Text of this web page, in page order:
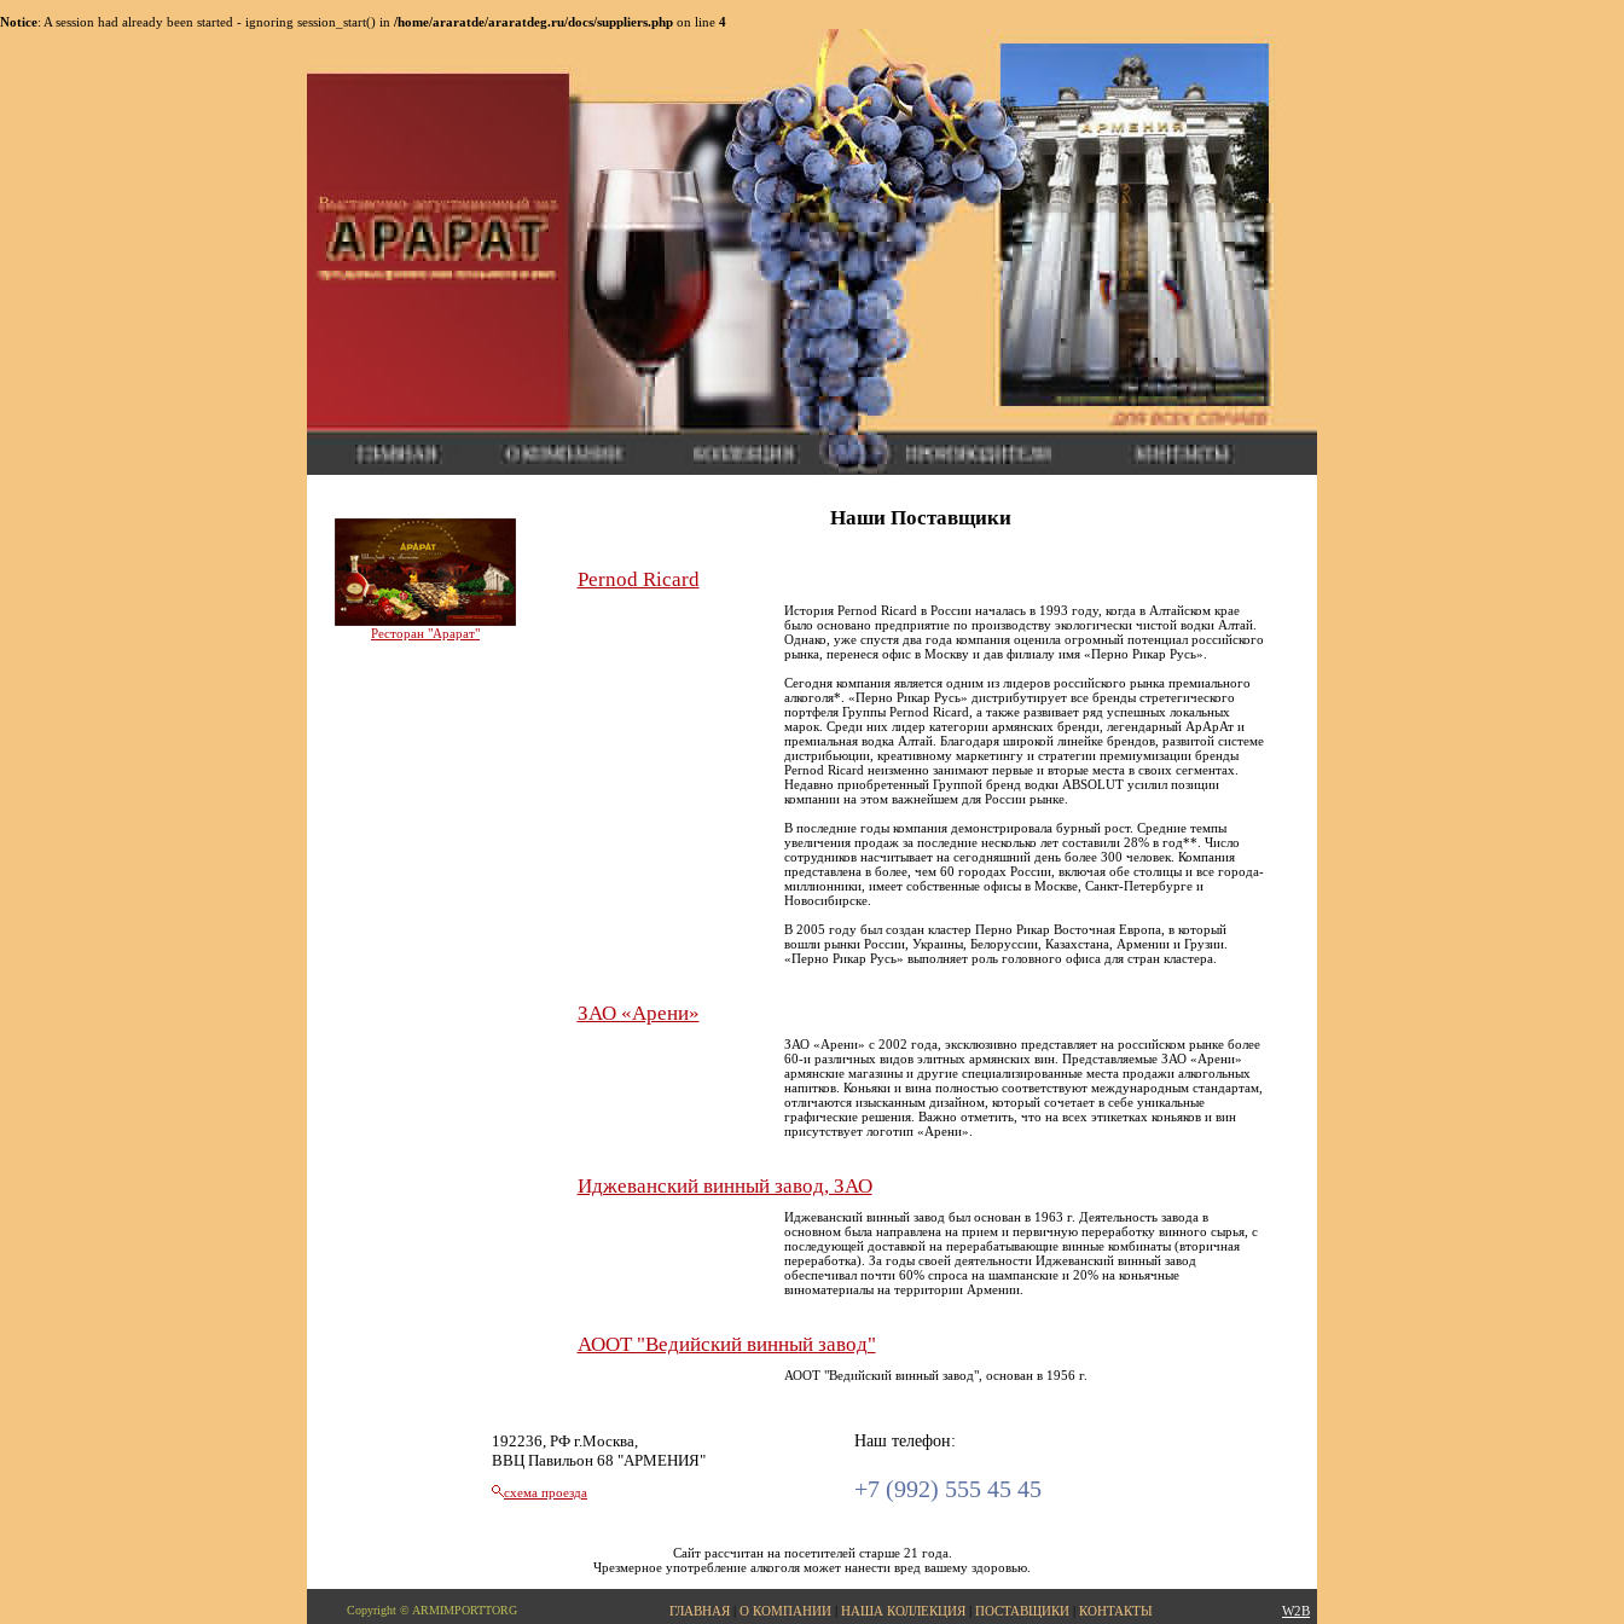
Notice: A session had already been started - ignoring session_start() in /home/araratde/araratdeg.ru/docs/suppliers.php on line 4
Ресторан "Арарат"
Наши Поставщики
Pernod Ricard
История Pernod Ricard в России началась в 1993 году, когда в Алтайском крае
было основано предприятие по производству экологически чистой водки Алтай.
Однако, уже спустя два года компания оценила огромный потенциал российского
рынка, перенеся офис в Москву и дав филиалу имя «Перно Рикар Русь».
Сегодня компания является одним из лидеров российского рынка премиального
алкоголя*. «Перно Рикар Русь» дистрибутирует все бренды стретегического
портфеля Группы Pernod Ricard, а также развивает ряд успешных локальных
марок. Среди них лидер категории армянских бренди, легендарный АрАрАт и
премиальная водка Алтай. Благодаря широкой линейке брендов, развитой системе
дистрибьюции, креативному маркетингу и стратегии премиумизации бренды
Pernod Ricard неизменно занимают первые и вторые места в своих сегментах.
Недавно приобретенный Группой бренд водки ABSOLUT усилил позиции
компании на этом важнейшем для России рынке.
В последние годы компания демонстрировала бурный рост. Средние темпы
увеличения продаж за последние несколько лет составили 28% в год**. Число
сотрудников насчитывает на сегодняшний день более 300 человек. Компания
представлена в более, чем 60 городах России, включая обе столицы и все города-
миллионники, имеет собственные офисы в Москве, Санкт-Петербурге и
Новосибирске.
В 2005 году был создан кластер Перно Рикар Восточная Европа, в который
вошли рынки России, Украины, Белоруссии, Казахстана, Армении и Грузии.
«Перно Рикар Русь» выполняет роль головного офиса для стран кластера.
ЗАО «Арени»
ЗАО «Арени» с 2002 года, эксклюзивно представляет на российском рынке более
60-и различных видов элитных армянских вин. Представляемые ЗАО «Арени»
армянские магазины и другие специализированные места продажи алкогольных
напитков. Коньяки и вина полностью соответствуют международным стандартам,
отличаются изысканным дизайном, который сочетает в себе уникальные
графические решения. Важно отметить, что на всех этикетках коньяков и вин
присутствует логотип «Арени».
Иджеванский винный завод, ЗАО
Иджеванский винный завод был основан в 1963 г. Деятельность завода в
основном была направлена на прием и первичную переработку винного сырья, с
последующей доставкой на перерабатывающие винные комбинаты (вторичная
переработка). За годы своей деятельности Иджеванский винный завод
обеспечивал почти 60% спроса на шампанские и 20% на коньячные
виноматериалы на территории Армении.
АООТ "Ведийский винный завод"
АООТ "Ведийский винный завод", основан в 1956 г.
192236, РФ г.Москва,
ВВЦ Павильон 68 "АРМЕНИЯ"
схема проезда
Наш телефон:
+7 (992) 555 45 45
Сайт рассчитан на посетителей старше 21 года.
Чрезмерное употребление алкоголя может нанести вред вашему здоровью.
Copyright © ARMIMPORTTORG ГЛАВНАЯ| О КОМПАНИИ| НАША КОЛЛЕКЦИЯ| ПОСТАВЩИКИ| КОНТАКТЫ W2B